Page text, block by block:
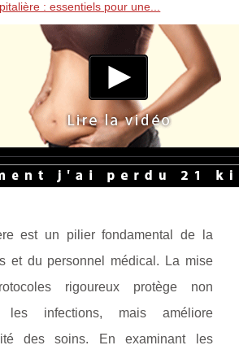
: essentiels pour une...
est un pilier fondamental de la
et du personnel médical. La mise
rigoureux protège non
les infections, mais améliore
des soins. En examinant les